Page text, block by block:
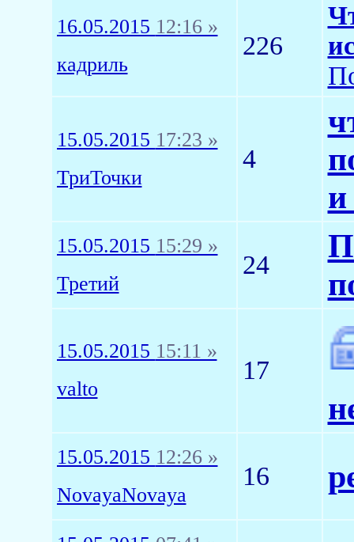
16.05.2015 12:16 »
кадриль
226
15.05.2015 17:23 »
ТриТочки
4
15.05.2015 15:29 »
Третий
24
15.05.2015 15:11 »
valto
17
15.05.2015 12:26 »
NovayaNovaya
16